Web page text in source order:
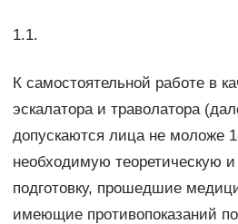
1.1.
К самостоятельной работе в
эскалатора и траволатора
допускаются лица не моложе
необходимую теоретическую и
подготовку, прошедшие
имеющие противопоказаний